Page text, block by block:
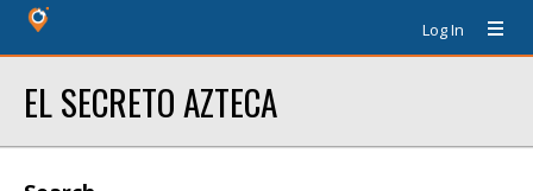
Log In
EL SECRETO AZTECA